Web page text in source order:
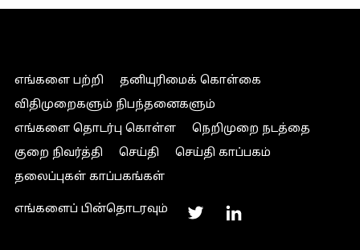
எங்களை பற்றி
தனியுரிமைக் கொள்கை
விதிமுறைகளும் நிபந்தனைகளும்
எங்களை தொடர்பு கொள்ள
நெறிமுறை நடத்தை
குறை நிவர்த்தி
செய்தி
செய்தி காப்பகம்
தலைப்புகள் காப்பகங்கள்
எங்களைப் பின்தொடரவும்